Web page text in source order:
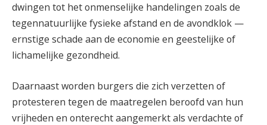
dwingen tot het onmenselijke handelingen zoals de
tegennatuurlijke fysieke afstand en de avondklok —
ernstige schade aan de economie en geestelijke of
lichamelijke gezondheid.
Daarnaast worden burgers die zich verzetten of
protesteren tegen de maatregelen beroofd van hun
vrijheden en onterecht aangemerkt als verdachte of